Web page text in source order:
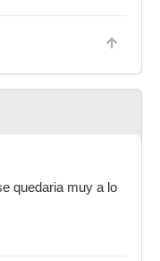
quedaria muy a lo